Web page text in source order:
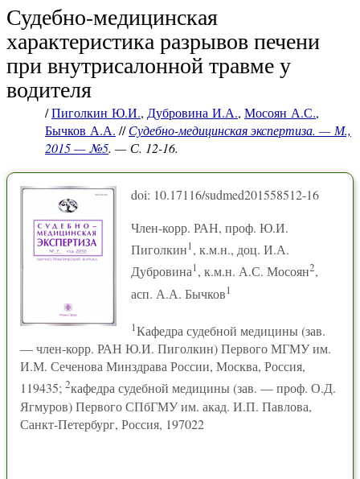
Судебно-медицинская
характеристика разрывов печени
при внутрисалонной травме у
водителя
/Пиголкин Ю.И., Дубровина И.А., Мосоян А.С.,
Бычков А.А. //Судебно-медицинская экспертиза. — М.,
2015 — №5. — С. 12-16.
doi: 10.17116/sudmed201558512-16
Член-корр. РАН, проф. Ю.И.
Пиголкин1, к.м.н., доц. И.А.
Дубровина1, к.м.н. А.С. Мосоян2,
асп. А.А. Бычков1
1Кафедра судебной медицины (зав.
— член-корр. РАН Ю.И. Пиголкин) Первого МГМУ им.
И.М. Сеченова Минздрава России, Москва, Россия,
119435; 2кафедра судебной медицины (зав. — проф. О.Д.
Ягмуров) Первого СПбГМУ им. акад. И.П. Павлова,
Санкт-Петербург, Россия, 197022